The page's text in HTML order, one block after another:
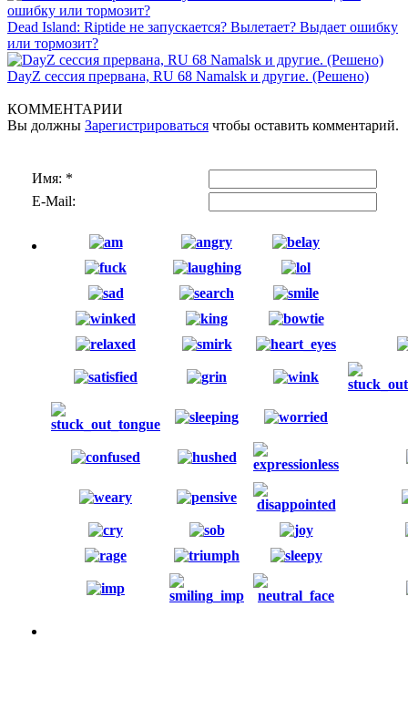
Dead Island: Riptide не запускается? Вылетает? Выдает ошибку
или тормозит?
DayZ сессия прервана, RU 68 Namalsk и другие. (Решено)
КОММЕНТАРИИ
Вы должны Зарегистрироваться чтобы оставить комментарий.
Имя: *
E-Mail: